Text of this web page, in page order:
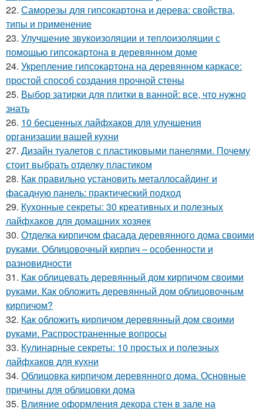
22. Саморезы для гипсокартона и дерева: свойства,
типы и применение
23. Улучшение звукоизоляции и теплоизоляции с
помощью гипсокартона в деревянном доме
24. Укрепление гипсокартона на деревянном каркасе:
простой способ создания прочной стены
25. Выбор затирки для плитки в ванной: все, что нужно
знать
26. 10 бесценных лайфхаков для улучшения
организации вашей кухни
27. Дизайн туалетов с пластиковыми панелями. Почему
стоит выбрать отделку пластиком
28. Как правильно установить металлосайдинг и
фасадную панель: практический подход
29. Кухонные секреты: 30 креативных и полезных
лайфхаков для домашних хозяек
30. Отделка кирпичом фасада деревянного дома своими
руками. Облицовочный кирпич – особенности и
разновидности
31. Как облицевать деревянный дом кирпичом своими
руками. Как обложить деревянный дом облицовочным
кирпичом?
32. Как обложить кирпичом деревянный дом своими
руками. Распространенные вопросы
33. Кулинарные секреты: 10 простых и полезных
лайфхаков для кухни
34. Облицовка кирпичом деревянного дома. Основные
причины для облицовки дома
35. Влияние оформления декора стен в зале на